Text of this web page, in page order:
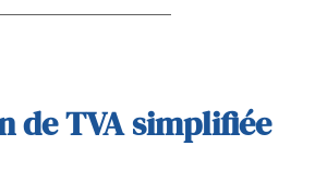
de TVA simplifiée